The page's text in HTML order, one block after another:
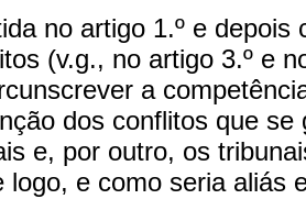
no artigo 1.º e
(v.g., no artigo 3.º e
a
dos conflitos que
e, por outro, os
logo, e como seria aliás